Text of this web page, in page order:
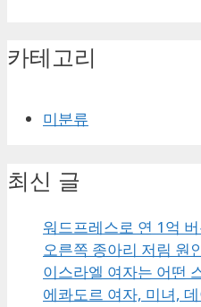
카테고리
미분류
최신 글
워드프레스로 연 1억
오른쪽 종아리 저림 원
이스라엘 여자는 어떤
에콰도르 여자, 미녀,